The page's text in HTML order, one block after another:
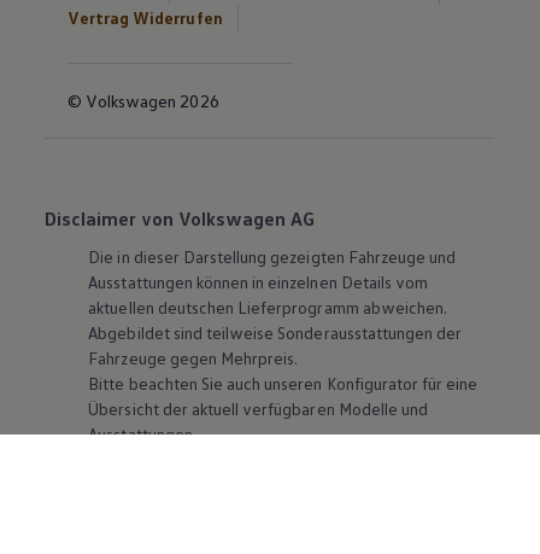
Vertrag Widerrufen
© Volkswagen 2026
Disclaimer von Volkswagen AG
Die in dieser Darstellung gezeigten Fahrzeuge und
Ausstattungen können in einzelnen Details vom
aktuellen deutschen Lieferprogramm abweichen.
Abgebildet sind teilweise Sonderausstattungen der
Fahrzeuge gegen Mehrpreis.
Bitte beachten Sie auch unseren Konfigurator für eine
Übersicht der aktuell verfügbaren Modelle und
Ausstattungen.